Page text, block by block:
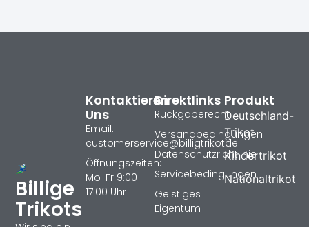
Billige
Trikots
Produkt
Deutschland-
Trikot
Kindertrikot
Nationaltrikot
Direktlinks
Rückgaberecht
Versandbedingungen
Datenschutzrichtlinie
Servicebedingungen
Geistiges
Eigentum
Kontaktieren
Uns
Email:
customerservice@billigtrikotde
Öffnungszeiten:
Mo-Fr 9:00 -
17:00 Uhr